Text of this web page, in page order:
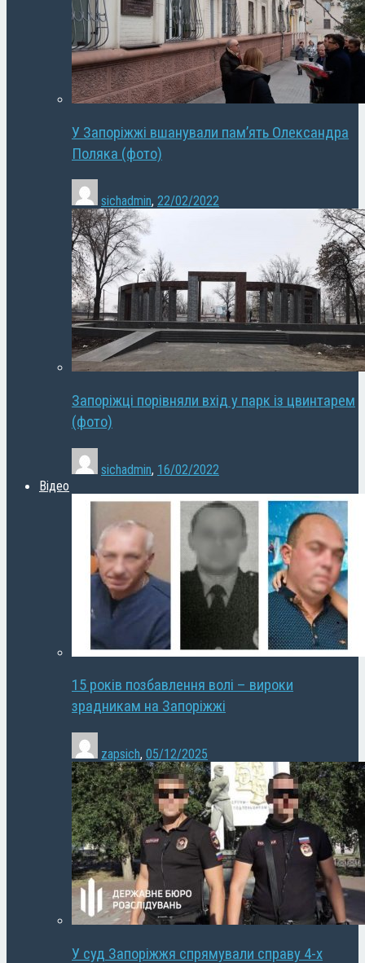
У Запоріжжі вшанували пам’ять Олександра
Поляка (фото)
sichadmin, 22/02/2022
Запоріжці порівняли вхід у парк із цвинтарем
(фото)
sichadmin, 16/02/2022
Відео
15 років позбавлення волі – вироки
зрадникам на Запоріжжі
zapsich, 05/12/2025
У суд Запоріжжя спрямували справу 4-х